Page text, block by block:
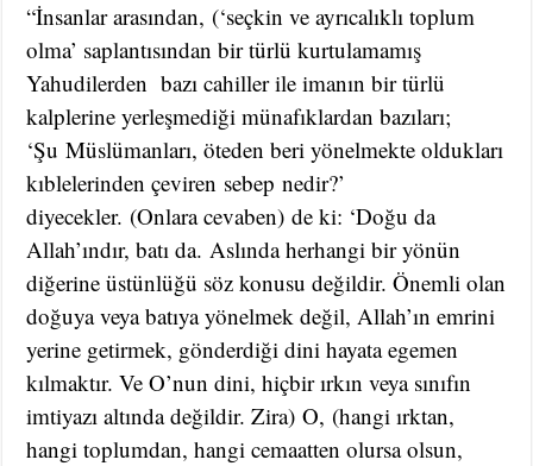
“İnsanlar arasından, (‘seçkin ve ayrıcalıklı toplum
olma’ saplantısından bir türlü kurtulamamış
Yahudilerden bazı cahiller ile imanın bir türlü
kalplerine yerleşmediği münafıklardan bazıları;
‘Şu Müslümanları, öteden beri yönelmekte oldukları
kıblelerinden çeviren sebep nedir?’
diyecekler. (Onlara cevaben) de ki: ‘Doğu da
Allah’ındır, batı da. Aslında herhangi bir yönün
diğerine üstünlüğü söz konusu değildir. Önemli olan
doğuya veya batıya yönelmek değil, Allah’ın emrini
yerine getirmek, gönderdiği dini hayata egemen
kılmaktır. Ve O’nun dini, hiçbir ırkın veya sınıfın
imtiyazı altında değildir. Zira) O, (hangi ırktan,
hangi toplumdan, hangi cemaatten olursa olsun,